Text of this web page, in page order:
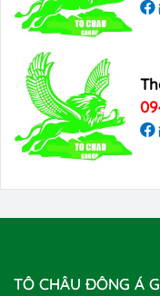
TÔ CHÂU ĐÔNG Á